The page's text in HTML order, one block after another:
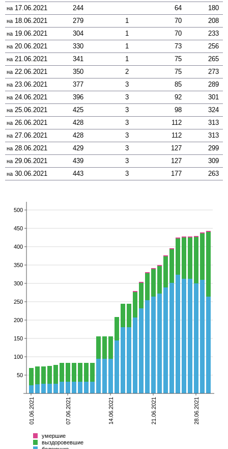
на 17.06.2021 244 64 180
на 18.06.2021 279 1 70 208
на 19.06.2021 304 1 70 233
на 20.06.2021 330 1 73 256
на 21.06.2021 341 1 75 265
на 22.06.2021 350 2 75 273
на 23.06.2021 377 3 85 289
на 24.06.2021 396 3 92 301
на 25.06.2021 425 3 98 324
на 26.06.2021 428 3 112 313
на 27.06.2021 428 3 112 313
на 28.06.2021 429 3 127 299
на 29.06.2021 439 3 127 309
на 30.06.2021 443 3 177 263
умершие
выздоровевшие
болеющие
Всего
01.06.2021 07.06.2021 14.06.2021 21.06.2021 28.06.2021
50
100
150
200
250
300
350
400
450
500
умершие
выздоровевшие